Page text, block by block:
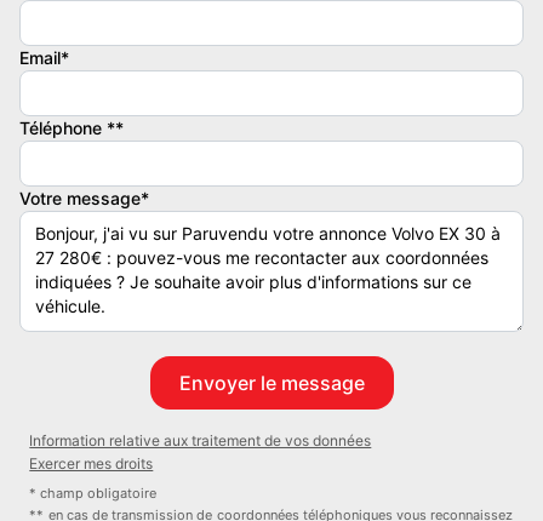
- Couleur extérieure : NOIR
- Couleur intérieure : HARMONIE
- Taux d'émission de CO2 : 0
- Longueur : 4233 cm
- Largeur : 1837 cm
- Hauteur : 1549 cm
- Empattement : 2650 cm
- Volume : 318 L
- Vide : 1860
- 2 cartes de verrouillage et déverrouillage du véhicule
- 2 prises USB type-C AV
- 2 prises USB type-C aux places AR
Email*
Téléphone **
Votre message*
Information relative aux traitement de vos données
Exercer mes droits
* champ obligatoire
** en cas de transmission de coordonnées téléphoniques vous reconnaissez